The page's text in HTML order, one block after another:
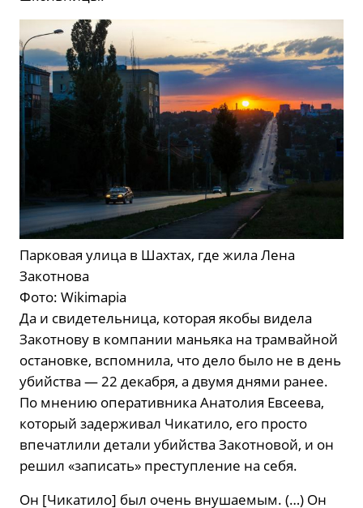
Парковая улица в Шахтах, где жила Лена
Закотнова
Фото: Wikimapia
Да и свидетельница, которая якобы видела
Закотнову в компании маньяка на трамвайной
остановке, вспомнила, что дело было не в день
убийства — 22 декабря, а двумя днями ранее.
По мнению оперативника Анатолия Евсеева,
который задерживал Чикатило, его просто
впечатлили детали убийства Закотновой, и он
решил «записать» преступление на себя.
Он [Чикатило] был очень внушаемым. (…) Он